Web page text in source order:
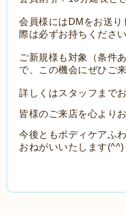
会員様にはDMをお送
際は必ずお持ちくださ
ご新規様も対象（条件
で、この機会にぜひご
詳しくはスタッフまで
皆様のご来店を心より
今後ともボディケアふ
おねがいいたします(^^)